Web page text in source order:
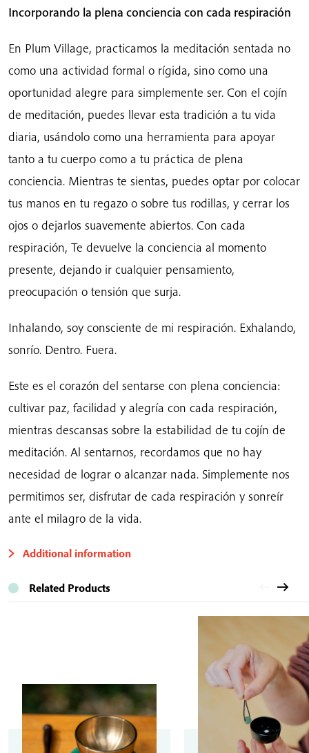
Incorporando la plena conciencia con cada respiración
En Plum Village, practicamos la meditación sentada no
como una actividad formal o rígida, sino como una
oportunidad alegre para simplemente ser. Con el cojín
de meditación, puedes llevar esta tradición a tu vida
diaria, usándolo como una herramienta para apoyar
tanto a tu cuerpo como a tu práctica de plena
conciencia. Mientras te sientas, puedes optar por colocar
tus manos en tu regazo o sobre tus rodillas, y cerrar los
ojos o dejarlos suavemente abiertos. Con cada
respiración, Te devuelve la conciencia al momento
presente, dejando ir cualquier pensamiento,
preocupación o tensión que surja.
Inhalando, soy consciente de mi respiración. Exhalando,
sonrío. Dentro. Fuera.
Este es el corazón del sentarse con plena conciencia:
cultivar paz, facilidad y alegría con cada respiración,
mientras descansas sobre la estabilidad de tu cojín de
meditación. Al sentarnos, recordamos que no hay
necesidad de lograr o alcanzar nada. Simplemente nos
permitimos ser, disfrutar de cada respiración y sonreír
ante el milagro de la vida.
Additional information
Related Products